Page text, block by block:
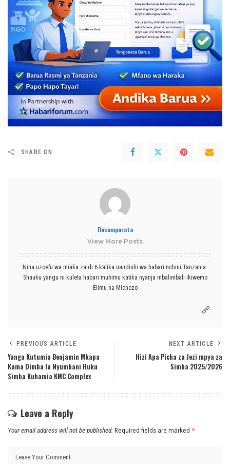
SHARE ON
Desamparata
View More Posts
Nina uzoefu wa miaka zaidi 6 katika uandishi wa habari nchini Tanzania.
Shauku yangu ni kuleta habari muhimu katika nyanja mbalimbali ikiwemo
Elimu na Michezo
PREVIOUS ARTICLE
Yanga Kutumia Benjamin Mkapa
Kama Dimba la Nyumbani Huku
Simba Kuhamia KMC Complex
NEXT ARTICLE
Hizi Apa Picha za Jezi mpya za
Simba 2025/2026
Leave a Reply
Your email address will not be published. Required fields are marked *